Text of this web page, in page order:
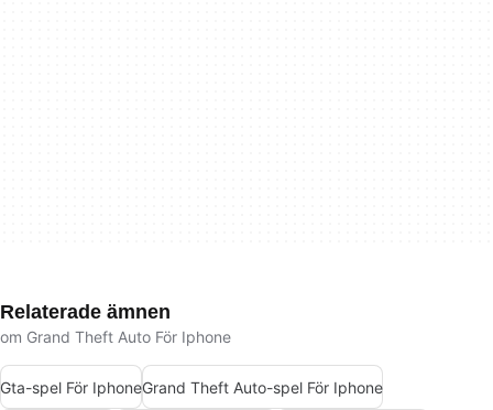
Relaterade ämnen
om Grand Theft Auto För Iphone
Gta-spel För IphoneGrand Theft Auto-spel För Iphone